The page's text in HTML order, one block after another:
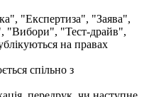
"Експертиза", "Заява",
"Вибори", "Тест-драйв",
на правах
спільно з